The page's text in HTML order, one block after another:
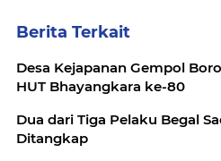
Berita Terkait
Desa Kejapanan Gempol
HUT Bhayangkara ke-80
Dua dari Tiga Pelaku Begal
Ditangkap